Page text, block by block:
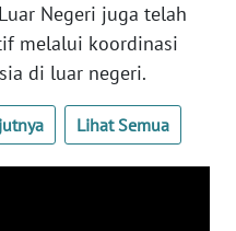
Negeri juga telah
melalui koordinasi
di luar negeri.
Lihat Semua